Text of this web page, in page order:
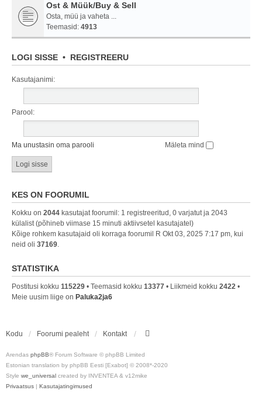
Ost & Müük/Buy & Sell
Osta, müü ja vaheta ...
Teemasid: 4913
LOGI SISSE • REGISTREERU
Kasutajanimi:
Parool:
Ma unustasin oma parooli Mäleta mind
KES ON FOORUMIL
Kokku on 2044 kasutajat foorumil: 1 registreeritud, 0 varjatut ja 2043
külalist (põhineb viimase 15 minuti aktiivsetel kasutajatel)
Kõige rohkem kasutajaid oli korraga foorumil R Okt 03, 2025 7:17 pm, kui
neid oli 37169.
STATISTIKA
Postitusi kokku 115229 • Teemasid kokku 13377 • Liikmeid kokku 2422 •
Meie uusim liige on Paluka2ja6
Kodu Foorumi pealeht Kontakt
Arendas phpBB® Forum Software © phpBB Limited
Estonian translation by phpBB Eesti [Exabot] © 2008*-2020
Style we_universal created by INVENTEA & v12mike
Privaatsus | Kasutajatingimused